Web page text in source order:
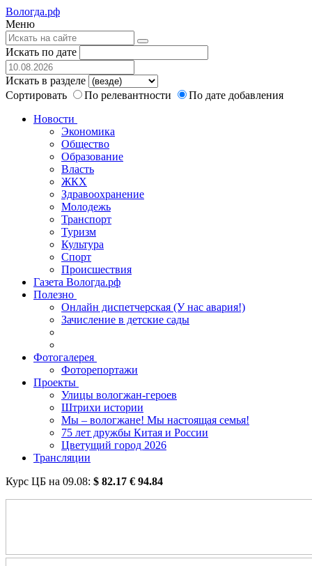
Вологда.рф
Меню
Искать по дате
Искать в разделе
Сортировать
По релевантности
По дате добавления
Новости
Экономика
Общество
Образование
Власть
ЖКХ
Здравоохранение
Молодежь
Транспорт
Туризм
Культура
Спорт
Происшествия
Газета Вологда.рф
Полезно
Онлайн диспетчерская (У нас авария!)
Зачисление в детские сады
Фотогалерея
Фоторепортажи
Проекты
Улицы вологжан-героев
Штрихи истории
Мы – вологжане! Мы настоящая семья!
75 лет дружбы Китая и России
Цветущий город 2026
Трансляции
Курс ЦБ на 09.08: $ 82.17 € 94.84